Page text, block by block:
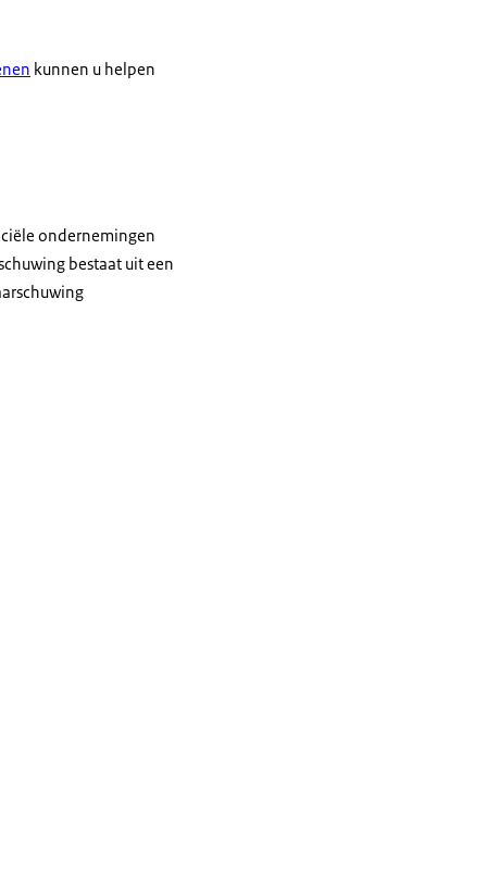
kunnen u helpen
ondernemingen
bestaat uit een